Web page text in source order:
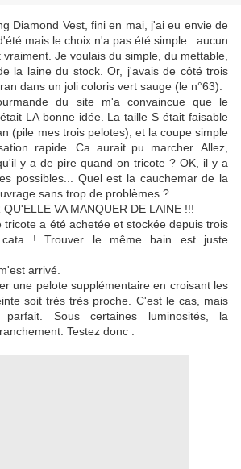
Diamond Vest, fini en mai, j'ai eu envie de
mais le choix n'a pas été simple : aucun
Je voulais du simple, du mettable,
la laine du stock. Or, j'avais de côté trois
dans un joli coloris vert sauge (le n°63).
du site m'a convaincue que le
LA bonne idée. La taille S était faisable
(pile mes trois pelotes), et la coupe simple
rapide. Ca aurait pu marcher. Allez,
y a de pire quand on tricote ? OK, il y a
possibles... Quel est la cauchemar de la
sans trop de problèmes ?
QU'ELLE VA MANQUER DE LAINE !!!
tricote a été achetée et stockée depuis trois
! Trouver le même bain est juste
arrivé.
une pelote supplémentaire en croisant les
soit très très proche. C'est le cas, mais
Sous certaines luminosités, la
Testez donc :